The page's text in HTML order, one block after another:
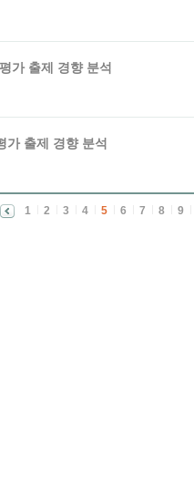
가 출제 경향 분석
가 출제 경향 분석
1 2 3 4 5 6 7 8 9